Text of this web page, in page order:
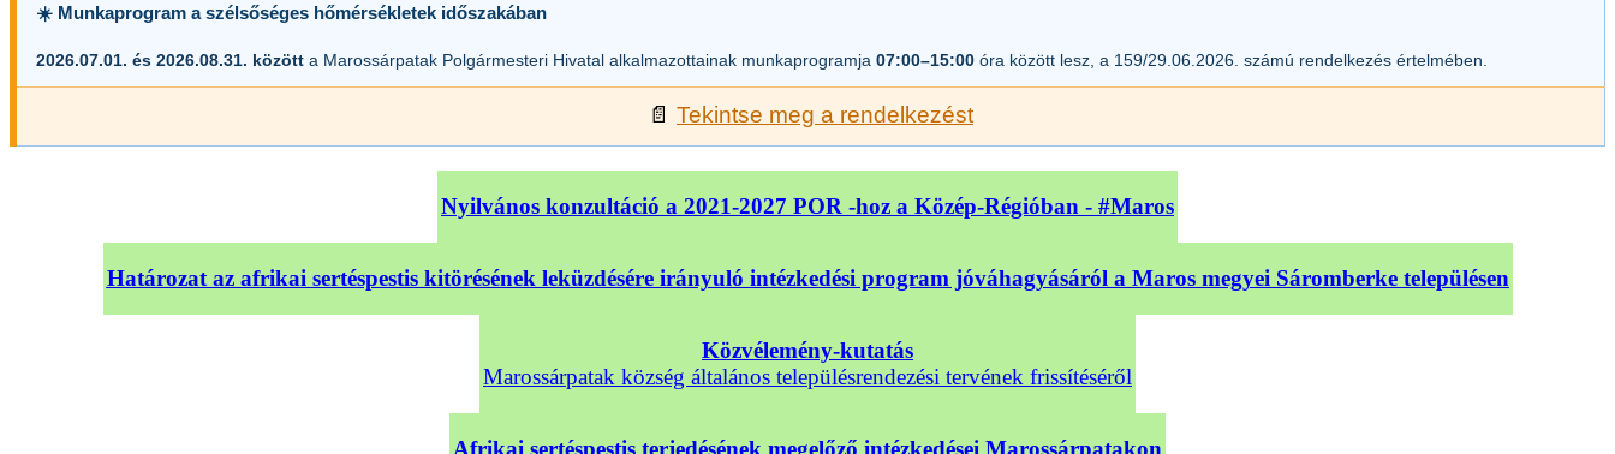
☀️ Munkaprogram a szélsőséges hőmérsékletek időszakában
2026.07.01. és 2026.08.31. között a Marossárpatak Polgármesteri Hivatal alkalmazottainak munkaprogramja 07:00–15:00 óra között lesz, a 159/29.06.2026. számú rendelkezés értelmében.
📄 Tekintse meg a rendelkezést
Nyilvános konzultáció a 2021-2027 POR -hoz a Közép-Régióban - #Maros
Határozat az afrikai sertéspestis kitörésének leküzdésére irányuló intézkedési program jóváhagyásáról a Maros megyei Sáromberke településen
Közvélemény-kutatás
Marossárpatak község általános településrendezési tervének frissítéséről
Afrikai sertéspestis terjedésének megelőző intézkedései Marossárpatakon